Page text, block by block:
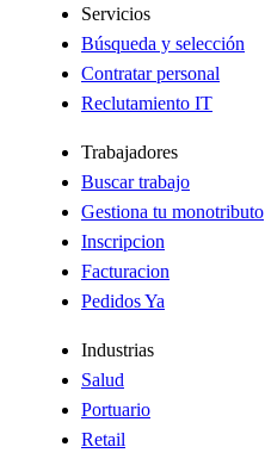
Servicios
Búsqueda y selección
Contratar personal
Reclutamiento IT
Trabajadores
Buscar trabajo
Gestiona tu monotributo
Inscripcion
Facturacion
Pedidos Ya
Industrias
Salud
Portuario
Retail